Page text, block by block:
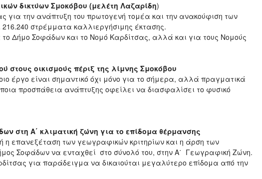
δικτύων Σμοκόβου (μελέτη Λαζαρίδη)
για την ανάπτυξη του πρωτογενή τομέα και την ανακούφιση των
στρέμματα καλλιεργήσιμης έκτασης.
το Δήμο Σοφάδων και το Νομό Καρδίτσας, αλλά και για τους Νομούς
στους οικισμούς πέριξ της λίμνης Σμοκόβου
έργο είναι σημαντικό όχι μόνο για το σήμερα, αλλά πραγματικά
προσπάθεια ανάπτυξης οφείλει να διασφαλίσει το φυσικό
στη Α΄ κλιματική ζώνη για το επίδομα θέρμανσης
η επανεξέταση των γεωγραφικών κριτηρίων και η άρση των
Σοφάδων να ενταχθεί στο σύνολό του, στην Α΄ Γεωγραφική Ζώνη.
για παράδειγμα να δικαιούται μεγαλύτερο επίδομα από την